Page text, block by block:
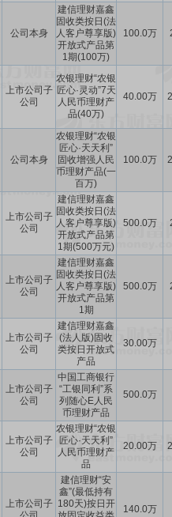
公司本身
建信理财嘉鑫
固收类按日(法
人客户尊享版)
开放式产品第
1期(100万)
100.0万
上市公司子
公司
农银理财“农银
匠心·灵动”7天
人民币理财产
品(40万)
40.00万
公司本身
农银理财“农银
匠心·天天利”
固收增强人民
币理财产品(一
百万)
100.0万
上市公司子
公司
建信理财嘉鑫
固收类按日(法
人客户尊享版)
开放式产品第
1期(500万元)
500.0万
上市公司子
公司
建信理财嘉鑫
固收类按日(法
人客户尊享版)
开放式产品第
1期
500.0万
上市公司子
公司
建信理财嘉鑫
(法人版)固收
类按日开放式
产品
30.00万
上市公司子
公司
中国工商银行
“工银同利”系
列随心E人民
币理财产品
500.0万
上市公司子
公司
农银理财“农银
匠心·天天利”
人民币理财产
品
20.00万
上市公司子
建信理财“安
鑫”(最低持有
180天)按日开
140.0万